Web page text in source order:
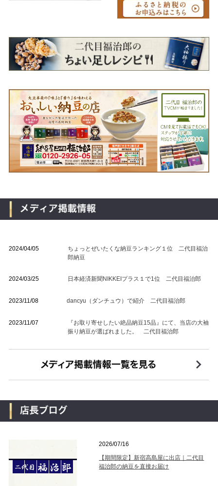
2024/04/05
ちょっとぜいたくな納豆ランキング１位 二代目福治
郎納豆
2024/03/25 日本経済新聞NIKKEIプラス１で1位 二代目福治郎
2023/11/08 dancyu（ダンチュウ）で紹介 二代目福治郎
2023/11/07
『お取り寄せしたい絶品納豆15品』にて、当店の大袖
振り納豆が選ばれました。 二代目福治郎
2026/07/16
【期間限定】新宿高島屋に出店｜二代目
福治郎の納豆を直接お届け